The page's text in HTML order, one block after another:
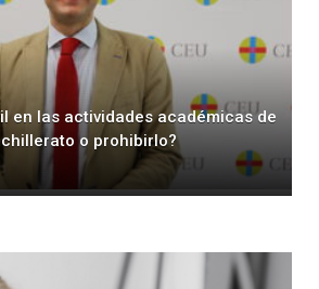
en las actividades académicas de
o prohibirlo?